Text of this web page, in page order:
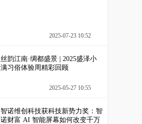
2025-07-23 10:52
丝韵江南·绸都盛景 | 2025盛泽小
满习俗体验周精彩回顾
2025-05-27 10:55
智诺维创科技获科技新势力奖：智
诺财富 AI 智能屏幕如何改变千万